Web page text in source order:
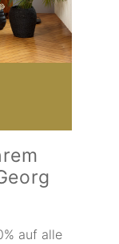
auf alle